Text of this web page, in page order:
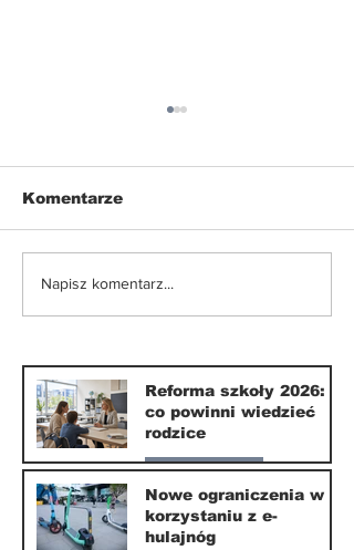
Wilanów świętuje:
Tradycja i
Komentarze
Napisz komentarz...
Reforma szkoły 2026:
co powinni wiedzieć
rodzice
Nasze miasto
10 lip
Nowe ograniczenia w
korzystaniu z e-
hulajnóg